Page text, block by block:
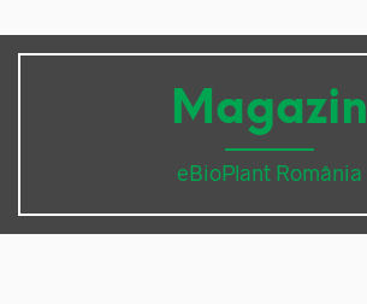
Magazin
eBioPlant România